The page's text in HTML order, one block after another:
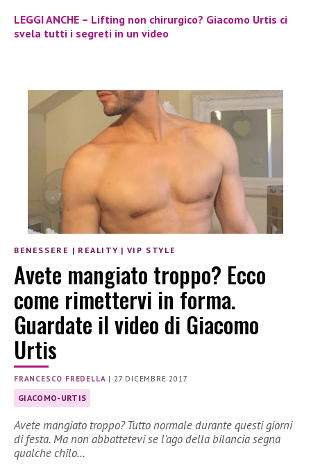
LEGGI ANCHE – Lifting non chirurgico? Giacomo Urtis ci
svela tutti i segreti in un video
BENESSERE | REALITY | VIP STYLE
Avete mangiato troppo? Ecco
come rimettervi in forma.
Guardate il video di Giacomo
Urtis
FRANCESCO FREDELLA | 27 DICEMBRE 2017
GIACOMO-URTIS
Avete mangiato troppo? Tutto normale durante questi giorni
di festa. Ma non abbattetevi se l’ago della bilancia segna
qualche chilo…